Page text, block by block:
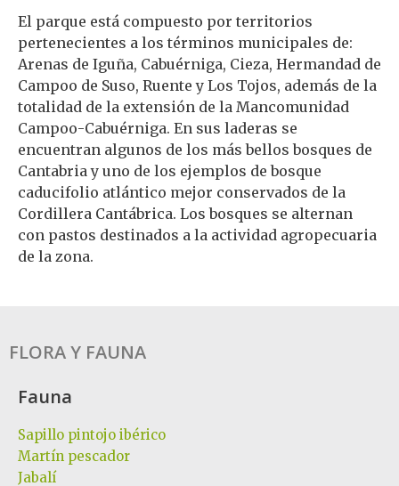
El parque está compuesto por territorios
pertenecientes a los términos municipales de:
Arenas de Iguña, Cabuérniga, Cieza, Hermandad de
Campoo de Suso, Ruente y Los Tojos, además de la
totalidad de la extensión de la Mancomunidad
Campoo-Cabuérniga. En sus laderas se
encuentran algunos de los más bellos bosques de
Cantabria y uno de los ejemplos de bosque
caducifolio atlántico mejor conservados de la
Cordillera Cantábrica. Los bosques se alternan
con pastos destinados a la actividad agropecuaria
de la zona.
FLORA Y FAUNA
Fauna
Sapillo pintojo ibérico
Martín pescador
Jabalí